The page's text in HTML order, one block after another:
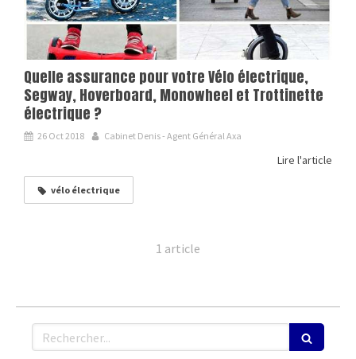
Quelle assurance pour votre Vélo électrique,
Segway, Hoverboard, Monowheel et Trottinette
électrique ?
26 Oct 2018 Cabinet Denis - Agent Général Axa
Lire l'article
vélo électrique
1 article
Rechercher